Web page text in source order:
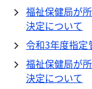
福祉保健局が
決定について
令和3年度指定
福祉保健局が
決定について